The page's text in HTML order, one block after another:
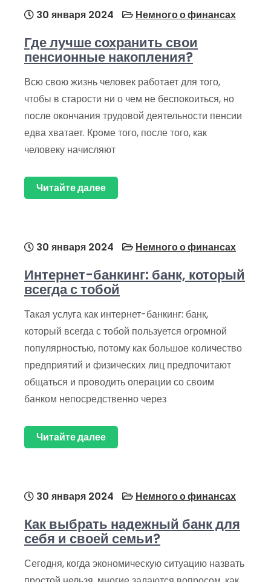
30 января 2024 Немного о финансах
Где лучше сохранить свои
пенсионные накопления?
Всю свою жизнь человек работает для того,
чтобы в старости ни о чем не беспокоиться, но
после окончания трудовой деятельности пенсии
едва хватает. Кроме того, после того, как
человеку начисляют
Читайте далее
30 января 2024 Немного о финансах
Интернет-банкинг: банк, который
всегда с тобой
Такая услуга как интернет-банкинг: банк,
который всегда с тобой пользуется огромной
популярностью, потому как большое количество
предприятий и физических лиц предпочитают
общаться и проводить операции со своим
банком непосредственно через
Читайте далее
30 января 2024 Немного о финансах
Как выбрать надежный банк для
себя и своей семьи?
Сегодня, когда экономическую ситуацию назвать